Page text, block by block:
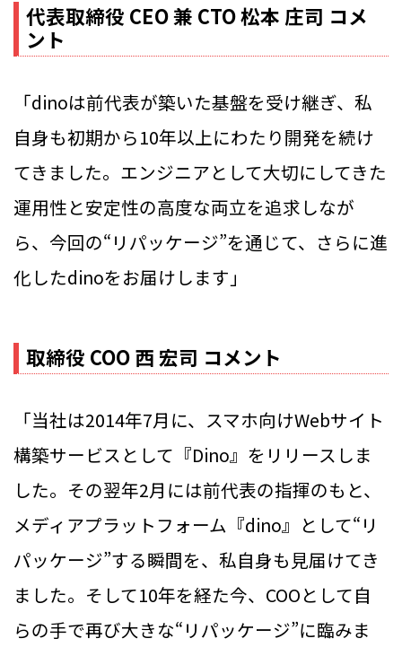
代表取締役 CEO 兼 CTO 松本 庄司 コメ
ント
「dinoは前代表が築いた基盤を受け継ぎ、私
自身も初期から10年以上にわたり開発を続け
てきました。エンジニアとして大切にしてきた
運用性と安定性の高度な両立を追求しなが
ら、今回の“リパッケージ”を通じて、さらに進
化したdinoをお届けします」
取締役 COO 西 宏司 コメント
「当社は2014年7月に、スマホ向けWebサイト
構築サービスとして『Dino』をリリースしま
した。その翌年2月には前代表の指揮のもと、
メディアプラットフォーム『dino』として“リ
パッケージ”する瞬間を、私自身も見届けてき
ました。そして10年を経た今、COOとして自
らの手で再び大きな“リパッケージ”に臨みま